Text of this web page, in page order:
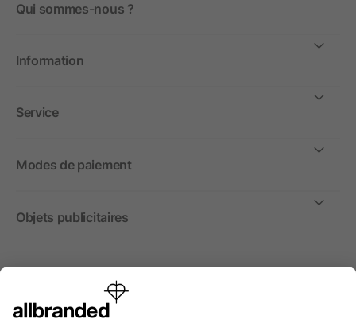
Qui sommes-nous ?
Information
Service
Modes de paiement
Objets publicitaires
International